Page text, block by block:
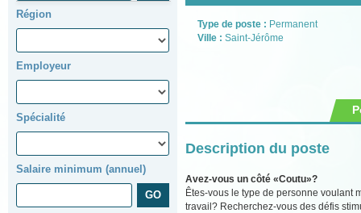
Région
Employeur
Spécialité
Salaire minimum (annuel)
Type de poste : Permanent
Ville : Saint-Jérôme
Description du poste
Avez-vous un côté «Coutu»?
Êtes-vous le type de personne voulant
travail? Recherchez-vous des défis